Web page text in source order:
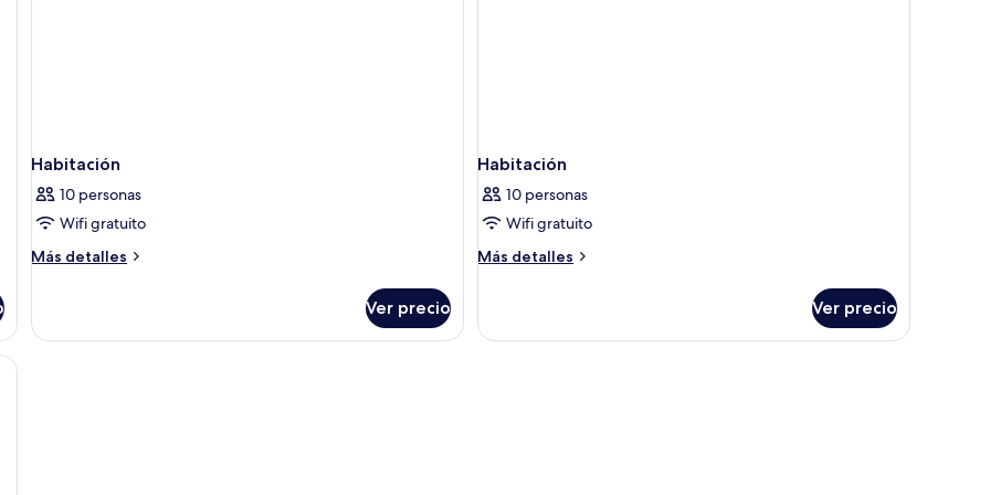
Habitación
10 personas
Wifi gratuito
Más detalles
Más
Ver precio
Habitación
10 personas
Wifi gratuito
Más detalles
Más
Ver precio